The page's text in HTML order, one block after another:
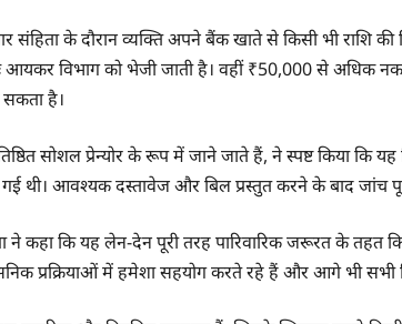
संहिता के दौरान व्यक्ति अपने बैंक खाते से किसी भी राशि
आयकर विभाग को भेजी जाती है। वहीं ₹50,000 से अधिक
सकता है।
सोशल प्रेन्योर के रूप में जाने जाते हैं, ने स्पष्ट किया कि
गई थी। आवश्यक दस्तावेज और बिल प्रस्तुत करने के बाद जांच
कहा कि यह लेन-देन पूरी तरह पारिवारिक जरूरत के तहत
प्रक्रियाओं में हमेशा सहयोग करते रहे हैं और आगे भी सभी